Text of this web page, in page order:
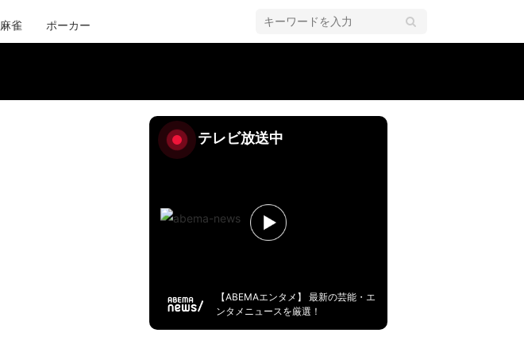
麻雀 ポーカー
テレビ放送中
【ABEMAエンタメ】 最新の芸能・エ
ンタメニュースを厳選！